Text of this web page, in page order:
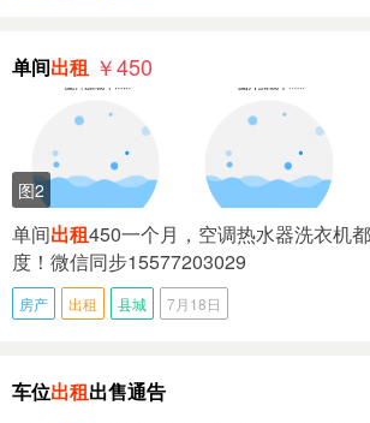
单间出租 ￥450
图2
单间出租450一个月，空调热水器洗衣机
度！微信同步15577203029
房产 出租 县城 7月18日
车位出租出售通告